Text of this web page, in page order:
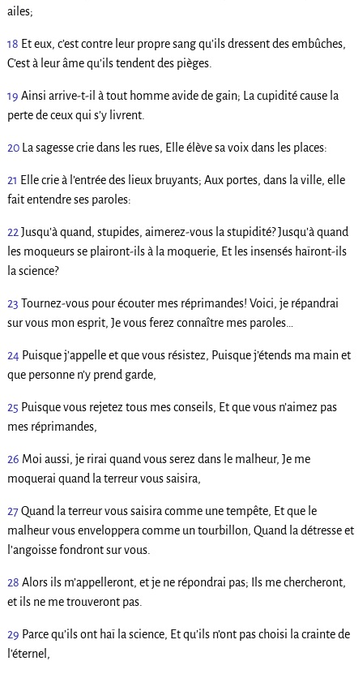
ailes;
18 Et eux, c’est contre leur propre sang qu’ils dressent des embûches,
C’est à leur âme qu’ils tendent des pièges.
19 Ainsi arrive-t-il à tout homme avide de gain; La cupidité cause la
perte de ceux qui s’y livrent.
20La sagesse crie dans les rues, Elle élève sa voix dans les places:
21 Elle crie à l’entrée des lieux bruyants; Aux portes, dans la ville, elle
fait entendre ses paroles:
22Jusqu’à quand, stupides, aimerez-vous la stupidité? Jusqu’à quand
les moqueurs se plairont-ils à la moquerie, Et les insensés haïront-ils
la science?
23 Tournez-vous pour écouter mes réprimandes! Voici, je répandrai
sur vous mon esprit, Je vous ferez connaître mes paroles…
24Puisque j’appelle et que vous résistez, Puisque j’étends ma main et
que personne n’y prend garde,
25 Puisque vous rejetez tous mes conseils, Et que vous n’aimez pas
mes réprimandes,
26 Moi aussi, je rirai quand vous serez dans le malheur, Je me
moquerai quand la terreur vous saisira,
27Quand la terreur vous saisira comme une tempête, Et que le
malheur vous enveloppera comme un tourbillon, Quand la détresse et
l’angoisse fondront sur vous.
28 Alors ils m’appelleront, et je ne répondrai pas; Ils me chercheront,
et ils ne me trouveront pas.
29 Parce qu’ils ont haï la science, Et qu’ils n’ont pas choisi la crainte de
l’éternel,